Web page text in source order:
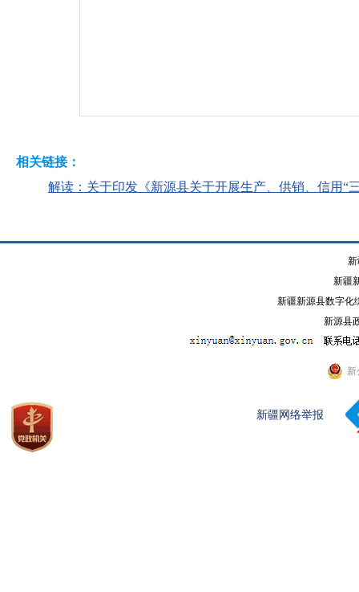
相关链接：
解读：关于印发《新源县关于开展生产、供销、信用“
新疆
新疆新源县数字化
新源县
新
新疆网络举报